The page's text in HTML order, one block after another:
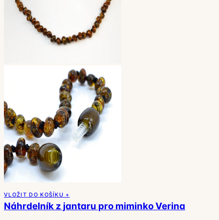
VLOŽIT DO KOŠÍKU +
Náhrdelník z jantaru pro miminko Verina